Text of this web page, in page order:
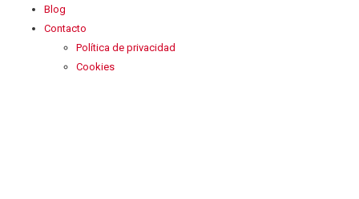
Blog
Contacto
Política de privacidad
Cookies